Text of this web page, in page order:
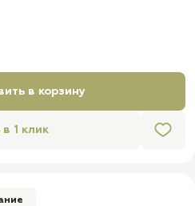
в корзину
в 1 клик